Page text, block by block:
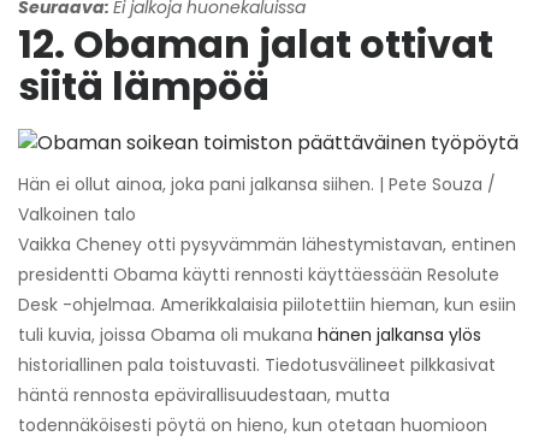
Seuraava: Ei jalkoja huonekaluissa
12. Obaman jalat ottivat
siitä lämpöä
Hän ei ollut ainoa, joka pani jalkansa siihen. | Pete Souza /
Valkoinen talo
Vaikka Cheney otti pysyvämmän lähestymistavan, entinen
presidentti Obama käytti rennosti käyttäessään Resolute
Desk -ohjelmaa. Amerikkalaisia ​​piilotettiin hieman, kun esiin
tuli kuvia, joissa Obama oli mukana hänen jalkansa ylös
historiallinen pala toistuvasti. Tiedotusvälineet pilkkasivat
häntä rennosta epävirallisuudestaan, mutta
todennäköisesti pöytä on hieno, kun otetaan huomioon